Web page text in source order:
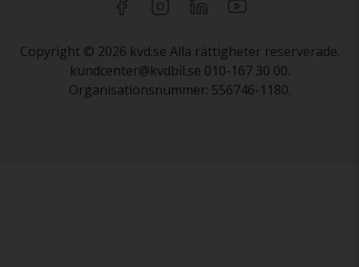
Copyright © 2026 kvd.se Alla rättigheter reserverade.
kundcenter@kvdbil.se 010-167 30 00.
Organisationsnummer: 556746-1180.